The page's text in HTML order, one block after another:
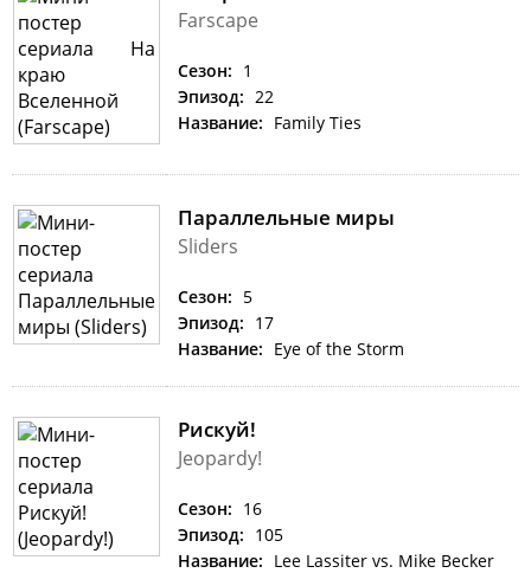
Farscape
Сезон: 1
Эпизод: 22
Название: Family Ties
Параллельные миры
Sliders
Сезон: 5
Эпизод: 17
Название: Eye of the Storm
Рискуй!
Jeopardy!
Сезон: 16
Эпизод: 105
Название: Lee Lassiter vs. Mike Becker